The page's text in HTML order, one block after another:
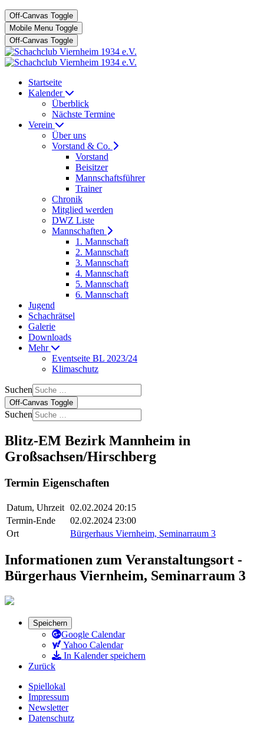
Off-Canvas Toggle
Mobile Menu Toggle
Off-Canvas Toggle
Startseite
Kalender
Überblick
Nächste Termine
Verein
Über uns
Vorstand & Co.
Vorstand
Beisitzer
Mannschaftsführer
Trainer
Chronik
Mitglied werden
DWZ Liste
Mannschaften
1. Mannschaft
2. Mannschaft
3. Mannschaft
4. Mannschaft
5. Mannschaft
6. Mannschaft
Jugend
Schachrätsel
Galerie
Downloads
Mehr
Eventseite BL 2023/24
Klimaschutz
Suchen
Off-Canvas Toggle
Suchen
Blitz-EM Bezirk Mannheim in
Großsachsen/Hirschberg
Termin Eigenschaften
Datum, Uhrzeit 02.02.2024 20:15
Termin-Ende
02.02.2024 23:00
Ort
Bürgerhaus Viernheim, Seminarraum 3
Informationen zum Veranstaltungsort -
Bürgerhaus Viernheim, Seminarraum 3
Speichern
Google Calendar
Yahoo Calendar
In Kalender speichern
Zurück
Spiellokal
Impressum
Newsletter
Datenschutz